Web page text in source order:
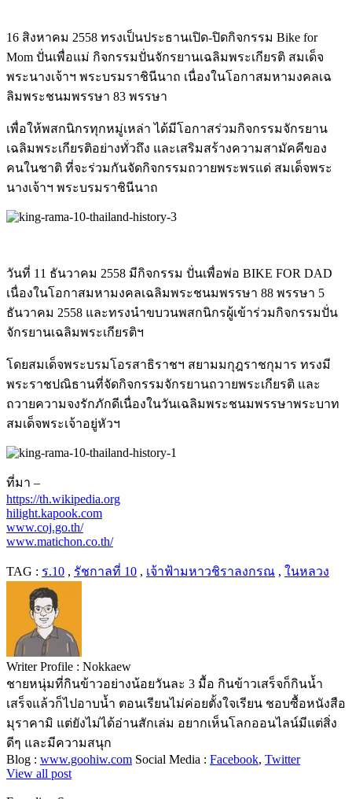
16 สิงหาคม 2558 ทรงเป็นประธานเปิด-ปิดกิจกรรม Bike for
Mom ปั่นเพื่อแม่ กิจกรรมปั่นจักรยานเฉลิมพระเกียรติ สมเด็จ
พระนางเจ้าฯ พระบรมราชินีนาถ เนื่องในโอกาสมหามงคลเฉ
ลิมพระชนมพรรษา 83 พรรษา
เพื่อให้พสกนิกรทุกหมู่เหล่า ได้มีโอกาสร่วมกิจกรรมจักรยาน
เฉลิมพระเกียรติอย่างทั่วถึง และเสริมสร้างความสามัคคีของ
คนในชาติ ที่จะร่วมกันจัดกิจกรรมถวายพระพรแด่ สมเด็จพระ
นางเจ้าฯ พระบรมราชินีนาถ
วันที่ 11 ธันวาคม 2558 มีกิจกรรม ปั่นเพื่อพ่อ BIKE FOR DAD
เนื่องในโอกาสมหามงคลเฉลิมพระชนมพรรษา 88 พรรษา 5
ธันวาคม 2558 และทรงนำขบวนพสกนิกรผู้เข้าร่วมกิจกรรมปั่น
จักรยานเฉลิมพระเกียรติฯ
โดยสมเด็จพระบรมโอรสาธิราชฯ สยามมกุฎราชกุมาร ทรงมี
พระราชปณิธานที่จัดกิจกรรมจักรยานถวายพระเกียรติ และ
ถวายความจงรักภักดีเนื่องในวันเฉลิมพระชนมพรรษาพระบาท
สมเด็จพระเจ้าอยู่หัวฯ
ที่มา –
https://th.wikipedia.org
hilight.kapook.com
www.coj.go.th/
www.matichon.co.th/
TAG : ร.10 , รัชกาลที่ 10 , เจ้าฟ้ามหาวชิราลงกรณ , ในหลวง
Writer Profile : Nokkaew
ชายหนุ่มที่กินข้าวอย่างน้อยวันละ 3 มื้อ กินข้าวเสร็จก็กินน้ำ
เสร็จแล้วก็ไปอาบน้ำ ตอนเรียนไม่ค่อยตั้งใจเรียน ชอบซื้อหนังสือ
มุราคามิ แต่ยังไม่ได้อ่านสักเล่ม อยากเห็นโลกออนไลน์มีแต่สิ่ง
ดีๆ และมีความสนุก
Blog : www.goohiw.com Social Media : Facebook, Twitter
View all post